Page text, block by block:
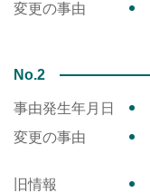
変更の事由
No.2
事由発生年月日
変更の事由
旧情報